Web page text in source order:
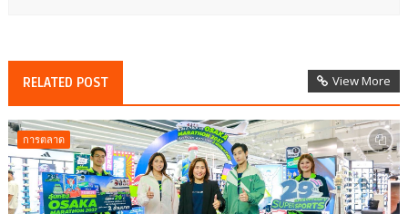
RELATED POST View More
การตลาด